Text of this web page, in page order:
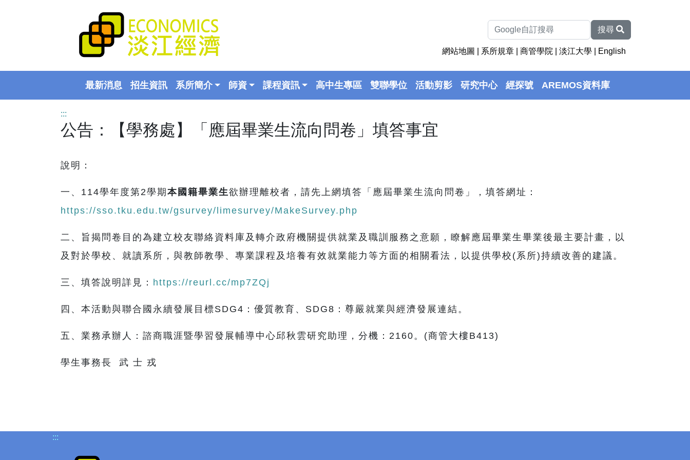
搜尋
網站地圖 系所規章 |商管學院 |淡江大學 English
最新消息 招生資訊 系所簡介 師資 課程資訊 高中生專區 雙聯學位 活動剪影 研究中心 經探號 AREMOS資料庫
:::
公告：【學務處】「應屆畢業生流向問卷」填答事宜
說明：
一、114學年度第2學期 本國籍畢業生欲辦理離校者，請先上網填答「應屆畢業生流向問卷」，填答網址：
https://sso.tku.edu.tw/gsurvey/limesurvey/MakeSurvey.php
二、旨揭問卷目的為建立校友聯絡資料庫及轉介政府機關提供就業及職訓服務之意願，瞭解應屆畢業生畢業後最主要計畫，以
及對於學校、就讀系所，與教師教學、專業課程及培養有效就業能力等方面的相關看法，以提供學校(系所)持續改善的建議。
三、填答說明詳見： https://reurl.cc/mp7ZQj
四、本活動與聯合國永續發展目標SDG4：優質教育、SDG8：尊嚴就業與經濟發展連結。
五、業務承辦人：諮商職涯暨學習發展輔導中心邱秋雲研究助理，分機：2160。(商管大樓B413)
學生事務長 武 士 戎
:::